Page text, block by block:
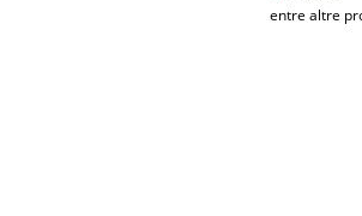
entre altre